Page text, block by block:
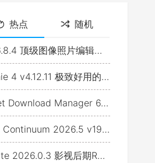
热点 随机
图像照片编辑软件(Win&Mac)
极致好用的视频下载利器
7 - 网络资源下载神器IDM_支持下载各类网站视音频
及转场套装 For AE/PR/FCP/Motion/Avid/OFX(Fusion/ Resolve/Nukex等)
Paint视效合成软件+Adobe/OFX插件 (Win&Mac&Linux)